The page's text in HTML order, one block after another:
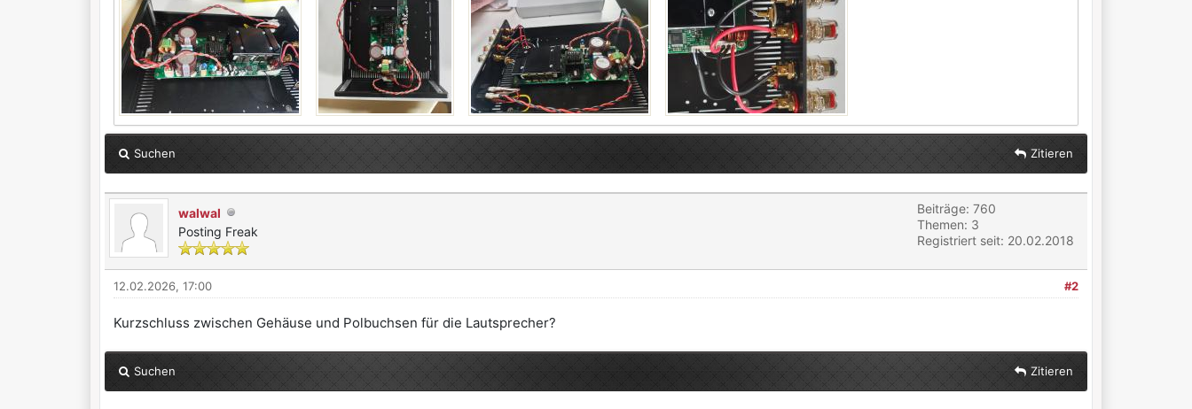
Suchen Zitieren
walwal
Posting Freak
Beiträge: 760
Themen: 3
Registriert seit: 20.02.2018
#2
12.02.2026, 17:00
Kurzschluss zwischen Gehäuse und Polbuchsen für die Lautsprecher?
Suchen Zitieren